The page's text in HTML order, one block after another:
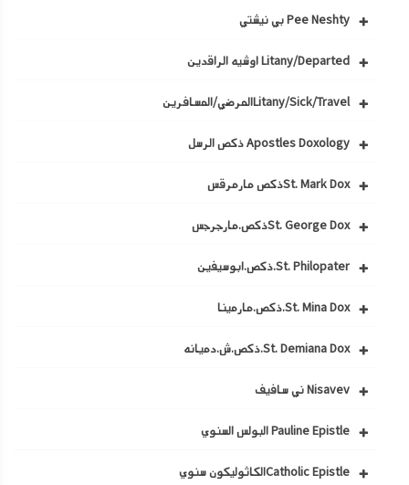
Pee Neshty بي نيشتي
Litany/Departed اوشيه الراقدين
Litany/Sick/Travelالمرضي/المسافرين
Apostles Doxology ذكص الرسل
St. Mark Doxذكص مارمرقس
St. George Doxذكص.مارجرجس
St. Philopater.ذكص.ابوسيفين
St. Mina Dox.ذكص.مارمينا
St. Demiana Dox.ذكص.ش.دميانه
Nisavev ني سافيف
Pauline Epistle البولس السنوي
Catholic Epistleالكاثوليكون سنوي